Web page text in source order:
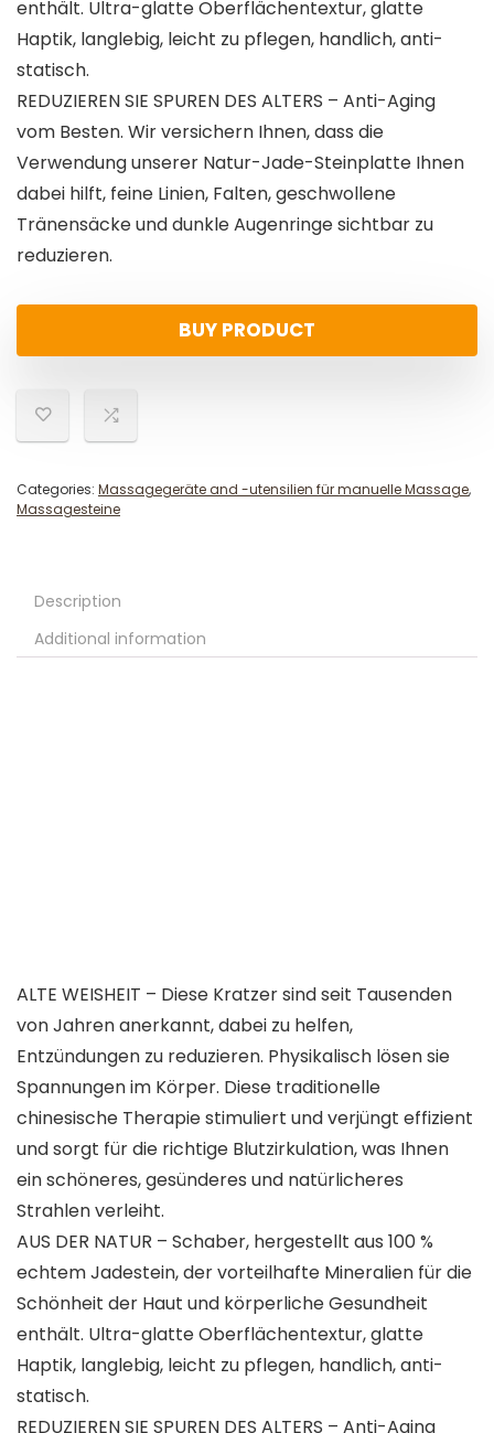
enthält. Ultra-glatte Oberflächentextur, glatte
Haptik, langlebig, leicht zu pflegen, handlich, anti-
statisch.
REDUZIEREN SIE SPUREN DES ALTERS – Anti-Aging
vom Besten. Wir versichern Ihnen, dass die
Verwendung unserer Natur-Jade-Steinplatte Ihnen
dabei hilft, feine Linien, Falten, geschwollene
Tränensäcke und dunkle Augenringe sichtbar zu
reduzieren.
BUY PRODUCT
Categories: Massagegeräte and -utensilien für manuelle Massage,
Massagesteine
Description
Additional information
ALTE WEISHEIT – Diese Kratzer sind seit Tausenden
von Jahren anerkannt, dabei zu helfen,
Entzündungen zu reduzieren. Physikalisch lösen sie
Spannungen im Körper. Diese traditionelle
chinesische Therapie stimuliert und verjüngt effizient
und sorgt für die richtige Blutzirkulation, was Ihnen
ein schöneres, gesünderes und natürlicheres
Strahlen verleiht.
AUS DER NATUR – Schaber, hergestellt aus 100 %
echtem Jadestein, der vorteilhafte Mineralien für die
Schönheit der Haut und körperliche Gesundheit
enthält. Ultra-glatte Oberflächentextur, glatte
Haptik, langlebig, leicht zu pflegen, handlich, anti-
statisch.
REDUZIEREN SIE SPUREN DES ALTERS – Anti-Aging